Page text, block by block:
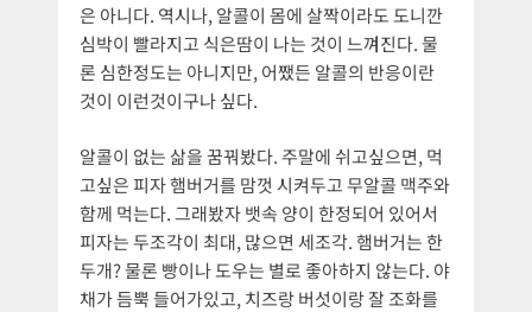
은 아니다. 역시나, 알콜이 몸에 살짝이라도 도니깐
심박이 빨라지고 식은땀이 나는 것이 느껴진다. 물
론 심한정도는 아니지만, 어쨌든 알콜의 반응이란
것이 이런것이구나 싶다.
알콜이 없는 삶을 꿈꿔봤다. 주말에 쉬고싶으면, 먹
고싶은 피자 햄버거를 맘껏 시켜두고 무알콜 맥주와
함께 먹는다. 그래봤자 뱃속 양이 한정되어 있어서
피자는 두조각이 최대, 많으면 세조각. 햄버거는 한
두개? 물론 빵이나 도우는 별로 좋아하지 않는다. 야
채가 듬뿍 들어가있고, 치즈랑 버섯이랑 잘 조화를